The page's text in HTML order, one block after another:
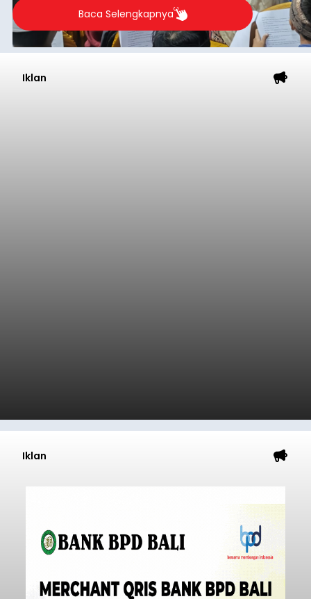
2026.
Baca Selengkapnya
Iklan
Iklan